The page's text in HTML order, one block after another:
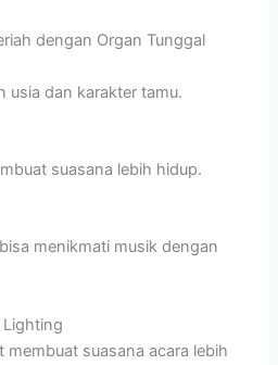
dengan Organ Tunggal
usia dan karakter tamu.
suasana lebih hidup.
menikmati musik dengan
suasana acara lebih